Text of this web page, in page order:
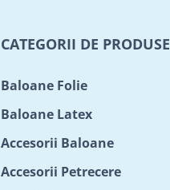
CATEGORII DE PRODUSE
Baloane Folie
Baloane Latex
Accesorii Baloane
Accesorii Petrecere